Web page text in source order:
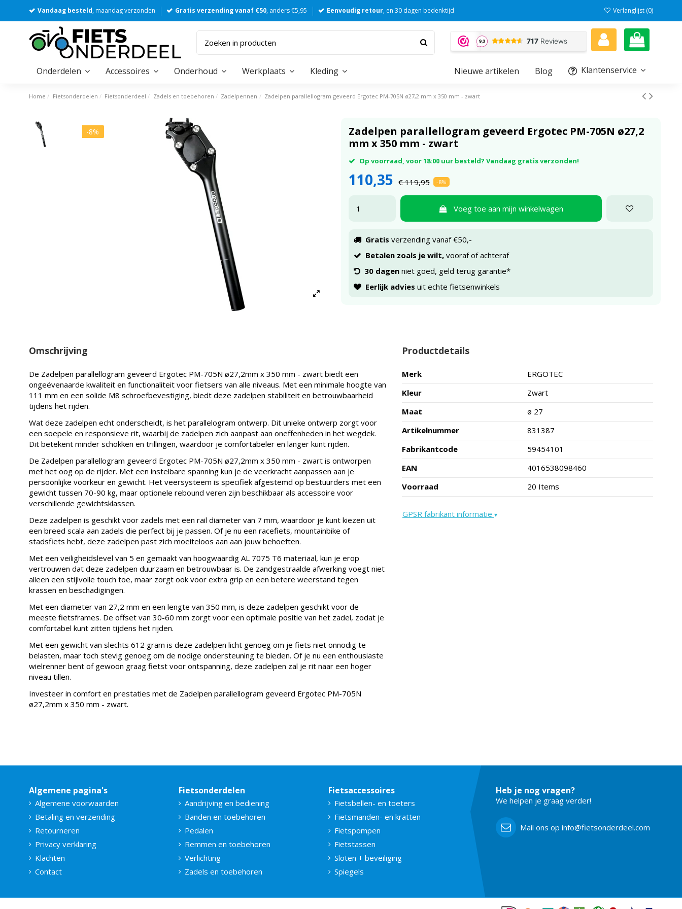
Vandaag besteld, maandag verzonden Gratis verzending vanaf €50, anders €5,95 Eenvoudig retour, en 30 dagen bedenktijd Verlanglijst (0)
Onderdelen Accessoires Onderhoud Werkplaats Kleding Klantenservice
Blog
Nieuwe artikelen
Home Fietsonderdelen Fietsonderdeel Zadels en toebehoren Zadelpennen Zadelpen parallellogram geveerd Ergotec PM-705N ø27,2 mm x 350 mm - zwart
-8%
Zadelpen parallellogram geveerd Ergotec PM-705N ø27,2
mm x 350 mm - zwart
Op voorraad, voor 18:00 uur besteld? Vandaag gratis verzonden!
110,35 € 119,95 -8%
Voeg toe aan mijn winkelwagen
Gratis verzending vanaf €50,-
Betalen zoals je wilt,vooraf of achteraf
30 dagenniet goed, geld terug garantie*
Eerlijk advies uit echte fietsenwinkels
Omschrijving
De Zadelpen parallellogram geveerd Ergotec PM-705N ø27,2mm x 350 mm - zwart biedt een
ongeëvenaarde kwaliteit en functionaliteit voor fietsers van alle niveaus. Met een minimale hoogte van
111 mm en een solide M8 schroefbevestiging, biedt deze zadelpen stabiliteit en betrouwbaarheid
tijdens het rijden.
Wat deze zadelpen echt onderscheidt, is het parallelogram ontwerp. Dit unieke ontwerp zorgt voor
een soepele en responsieve rit, waarbij de zadelpen zich aanpast aan oneffenheden in het wegdek.
Dit betekent minder schokken en trillingen, waardoor je comfortabeler en langer kunt rijden.
De Zadelpen parallellogram geveerd Ergotec PM-705N ø27,2mm x 350 mm - zwart is ontworpen
met het oog op de rijder. Met een instelbare spanning kun je de veerkracht aanpassen aan je
persoonlijke voorkeur en gewicht. Het veersysteem is specifiek afgestemd op bestuurders met een
gewicht tussen 70-90 kg, maar optionele rebound veren zijn beschikbaar als accessoire voor
verschillende gewichtsklassen.
Deze zadelpen is geschikt voor zadels met een rail diameter van 7 mm, waardoor je kunt kiezen uit
een breed scala aan zadels die perfect bij je passen. Of je nu een racefiets, mountainbike of
stadsfiets hebt, deze zadelpen past zich moeiteloos aan aan jouw behoeften.
Met een veiligheidslevel van 5 en gemaakt van hoogwaardig AL 7075 T6 materiaal, kun je erop
vertrouwen dat deze zadelpen duurzaam en betrouwbaar is. De zandgestraalde afwerking voegt niet
alleen een stijlvolle touch toe, maar zorgt ook voor extra grip en een betere weerstand tegen
krassen en beschadigingen.
Met een diameter van 27,2 mm en een lengte van 350 mm, is deze zadelpen geschikt voor de
meeste fietsframes. De offset van 30-60 mm zorgt voor een optimale positie van het zadel, zodat je
comfortabel kunt zitten tijdens het rijden.
Met een gewicht van slechts 612 gram is deze zadelpen licht genoeg om je fiets niet onnodig te
belasten, maar toch stevig genoeg om de nodige ondersteuning te bieden. Of je nu een enthousiaste
wielrenner bent of gewoon graag fietst voor ontspanning, deze zadelpen zal je rit naar een hoger
niveau tillen.
Investeer in comfort en prestaties met de Zadelpen parallellogram geveerd Ergotec PM-705N
ø27,2mm x 350 mm - zwart.
Productdetails
Merk
ERGOTEC
Kleur
Zwart
Maat
ø 27
Artikelnummer
831387
Fabrikantcode
59454101
EAN
4016538098460
Voorraad
20 Items
GPSR fabrikant informatie ▾
Algemene pagina's
Algemene voorwaarden
Betaling en verzending
Retourneren
Privacy verklaring
Klachten
Contact
Fietsonderdelen
Aandrijving en bediening
Banden en toebehoren
Pedalen
Remmen en toebehoren
Verlichting
Zadels en toebehoren
Fietsaccessoires
Fietsbellen- en toeters
Fietsmanden- en kratten
Fietspompen
Fietstassen
Sloten + beveiliging
Spiegels
Heb je nog vragen?
We helpen je graag verder!
Mail ons op info@fietsonderdeel.com